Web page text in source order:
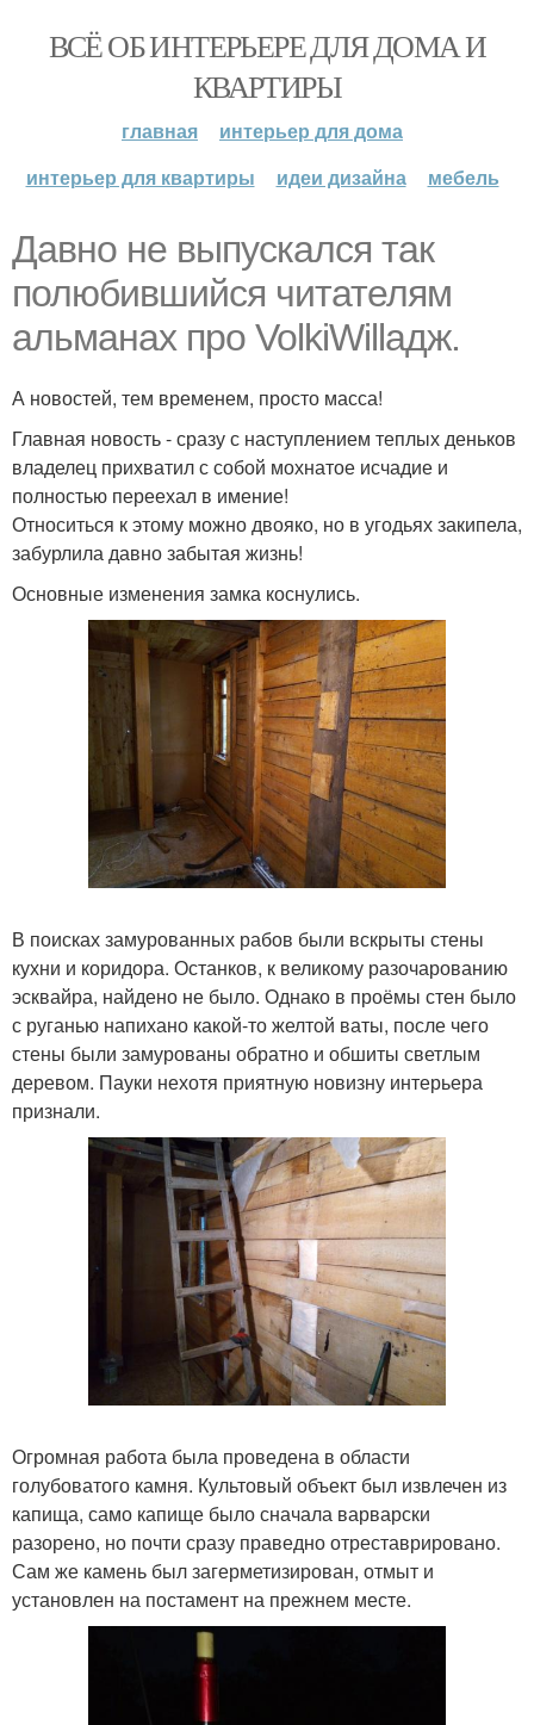
ВСЁ ОБ ИНТЕРЬЕРЕ ДЛЯ ДОМА И
КВАРТИРЫ
главная
интерьер для дома
интерьер для квартиры
идеи дизайна мебель
Давно не выпускался так
полюбившийся читателям
альманах про VolkiWillaдж.
А новостей, тем временем, просто масса!
Главная новость - сразу с наступлением теплых деньков
владелец прихватил с собой мохнатое исчадие и
полностью переехал в имение!
Относиться к этому можно двояко, но в угодьях закипела,
забурлила давно забытая жизнь!
Основные изменения замка коснулись.
В поисках замурованных рабов были вскрыты стены
кухни и коридора. Останков, к великому разочарованию
эсквайра, найдено не было. Однако в проёмы стен было
с руганью напихано какой-то желтой ваты, после чего
стены были замурованы обратно и обшиты светлым
деревом. Пауки нехотя приятную новизну интерьера
признали.
Огромная работа была проведена в области
голубоватого камня. Культовый объект был извлечен из
капища, само капище было сначала варварски
разорено, но почти сразу праведно отреставрировано.
Сам же камень был загерметизирован, отмыт и
установлен на постамент на прежнем месте.